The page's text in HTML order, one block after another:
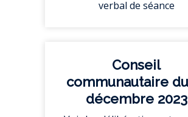
verbal de séance
Conseil
communautaire
décembre 2023